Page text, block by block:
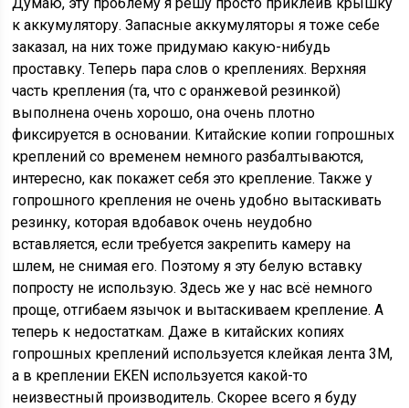
Думаю, эту проблему я решу просто приклеив крышку
к аккумулятору. Запасные аккумуляторы я тоже себе
заказал, на них тоже придумаю какую-нибудь
проставку. Теперь пара слов о креплениях. Верхняя
часть крепления (та, что с оранжевой резинкой)
выполнена очень хорошо, она очень плотно
фиксируется в основании. Китайские копии гопрошных
креплений со временем немного разбалтываются,
интересно, как покажет себя это крепление. Также у
гопрошного крепления не очень удобно вытаскивать
резинку, которая вдобавок очень неудобно
вставляется, если требуется закрепить камеру на
шлем, не снимая его. Поэтому я эту белую вставку
попросту не использую. Здесь же у нас всё немного
проще, отгибаем язычок и вытаскиваем крепление. А
теперь к недостаткам. Даже в китайских копиях
гопрошных креплений используется клейкая лента 3M,
а в креплении EKEN используется какой-то
неизвестный производитель. Скорее всего я буду